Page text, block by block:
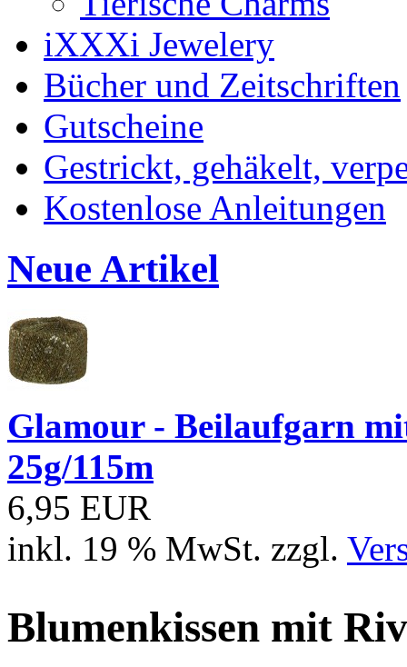
iXXXi Jewelery
Bücher und Zeitschriften
Gutscheine
Gestrickt, gehäkelt,
Kostenlose Anleitungen
Neue Artikel
Glamour - Beilaufgarn
25g/115m
6,95 EUR
inkl. 19 % MwSt. zzgl.
Blumenkissen mit